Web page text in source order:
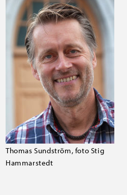
Thomas Sundström, foto Stig
Hammarstedt